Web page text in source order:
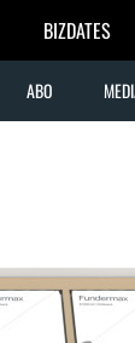
BIZDATES
ABO